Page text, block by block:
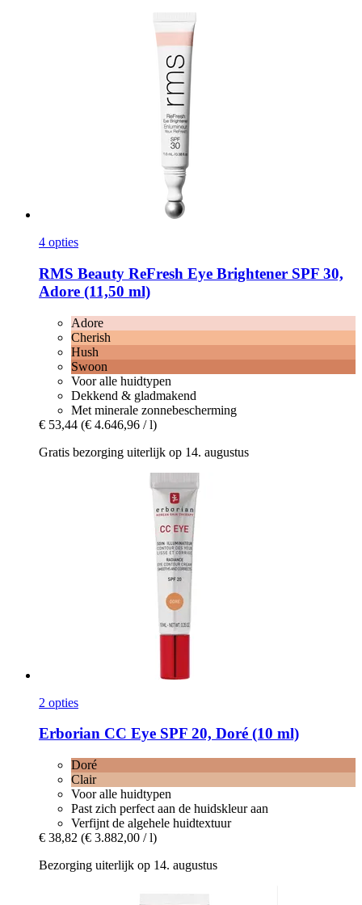
4 opties
RMS Beauty ReFresh Eye Brightener SPF 30,
Adore (11,50 ml)
Adore
Cherish
Hush
Swoon
Voor alle huidtypen
Dekkend & gladmakend
Met minerale zonnebescherming
€ 53,44 (€ 4.646,96 / l)
Gratis bezorging uiterlijk op 14. augustus
2 opties
Erborian CC Eye SPF 20, Doré (10 ml)
Doré
Clair
Voor alle huidtypen
Past zich perfect aan de huidskleur aan
Verfijnt de algehele huidtextuur
€ 38,82 (€ 3.882,00 / l)
Bezorging uiterlijk op 14. augustus